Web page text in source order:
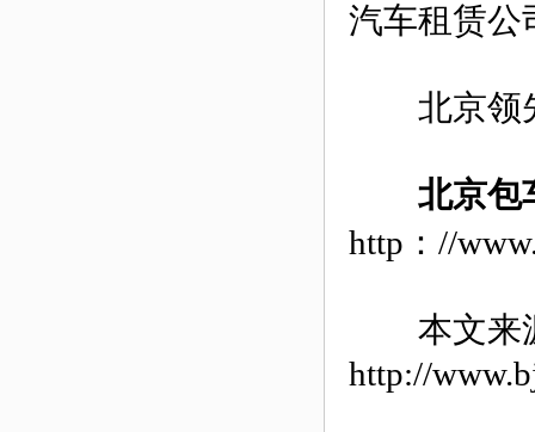
汽车租赁
北京领先
北京包
http：//
本文来
http://